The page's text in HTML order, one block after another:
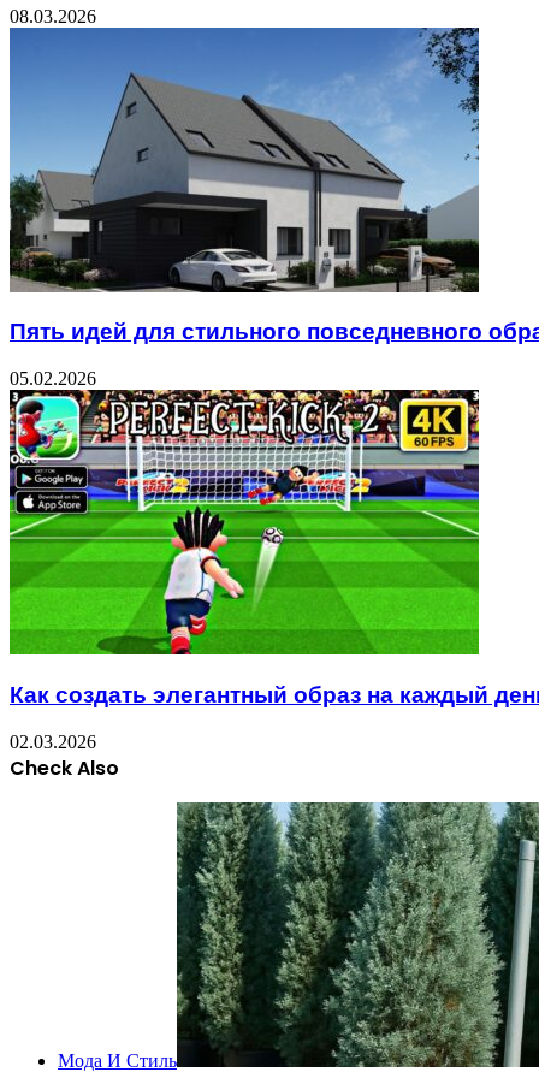
08.03.2026
Пять идей для стильного повседневного
05.02.2026
Как создать элегантный образ на каждый
02.03.2026
Check Also
Мода И Стиль